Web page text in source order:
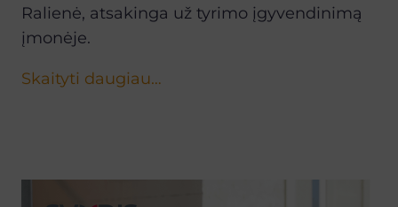
Ralienė, atsakinga už tyrimo įgyvendinimą
įmonėje.
Skaityti daugiau…